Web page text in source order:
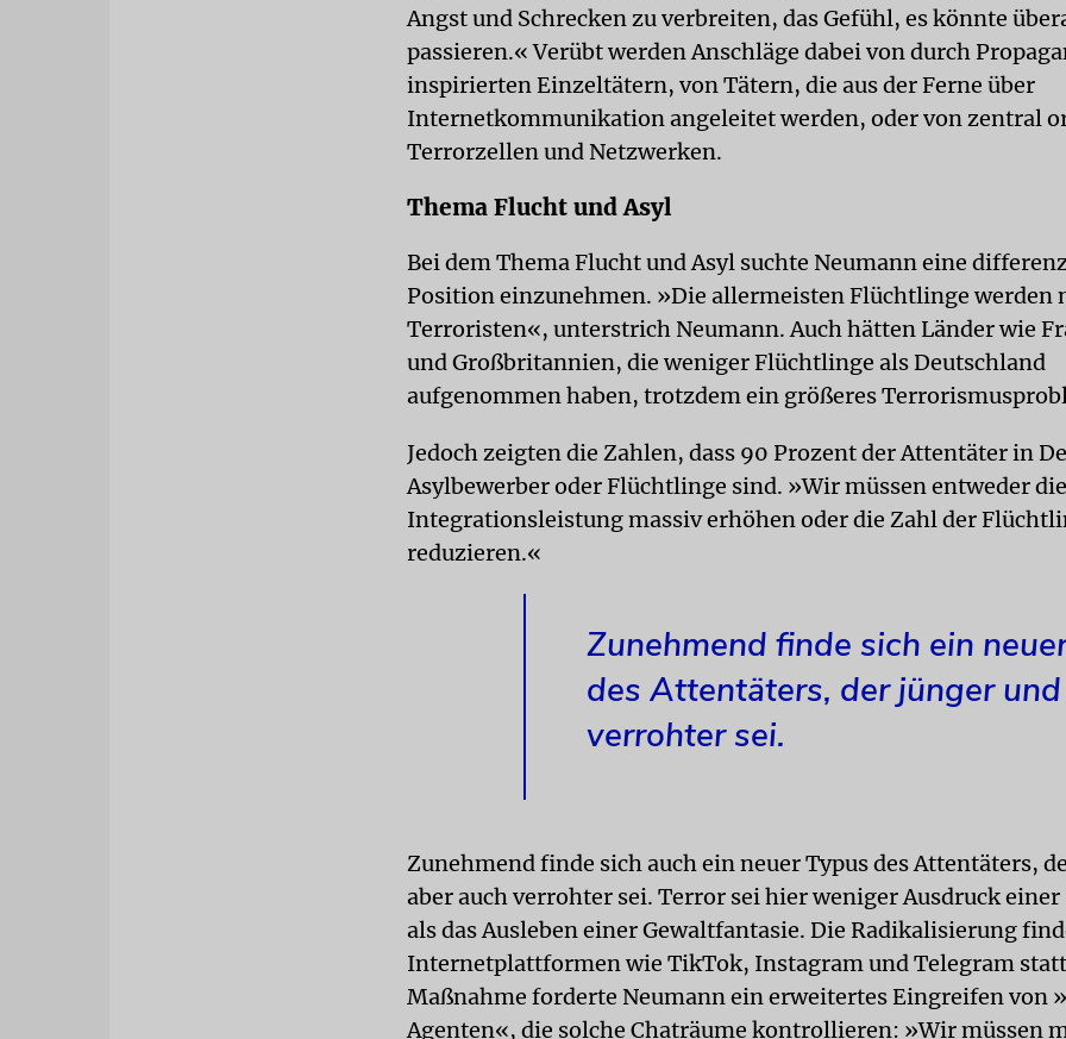
Angst und Schrecken zu verbreiten, das Gefühl, es könnte
passieren.« Verübt werden Anschläge dabei von durch
inspirierten Einzeltätern, von Tätern, die aus der Ferne über
Internetkommunikation angeleitet werden, oder von zentral
Terrorzellen und Netzwerken.
Thema Flucht und Asyl
Bei dem Thema Flucht und Asyl suchte Neumann eine
Position einzunehmen. »Die allermeisten Flüchtlinge werden
Terroristen«, unterstrich Neumann. Auch hätten Länder wie
und Großbritannien, die weniger Flüchtlinge als Deutschland
aufgenommen haben, trotzdem ein größeres
Jedoch zeigten die Zahlen, dass 90 Prozent der Attentäter in
Asylbewerber oder Flüchtlinge sind. »Wir müssen entweder die
Integrationsleistung massiv erhöhen oder die Zahl der
reduzieren.«
Zunehmend finde sich ein
des Attentäters, der jünger und
verrohter sei.
Zunehmend finde sich auch ein neuer Typus des Attentäters,
aber auch verrohter sei. Terror sei hier weniger Ausdruck
als das Ausleben einer Gewaltfantasie. Die Radikalisierung
Internetplattformen wie TikTok, Instagram und Telegram
Maßnahme forderte Neumann ein erweitertes Eingreifen von
Agenten«, die solche Chaträume kontrollieren: »Wir müssen